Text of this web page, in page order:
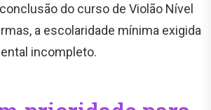
do curso de Violão Nível
a escolaridade mínima exigida
incompleto.